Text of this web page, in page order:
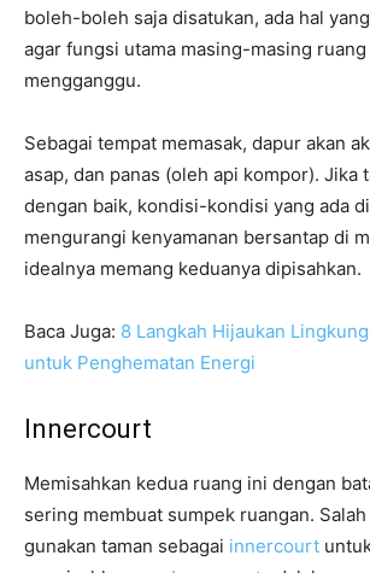
boleh-boleh saja disatukan, ada hal
agar fungsi utama masing-masing
mengganggu.
Sebagai tempat memasak, dapur akan
asap, dan panas (oleh api kompor). Jika
dengan baik, kondisi-kondisi yang ada
mengurangi kenyamanan bersantap di
idealnya memang keduanya dipisahkan.
Baca Juga: 8 Langkah Hijaukan
untuk Penghematan Energi
Innercourt
Memisahkan kedua ruang ini dengan
sering membuat sumpek ruangan.
gunakan taman sebagai innercourt